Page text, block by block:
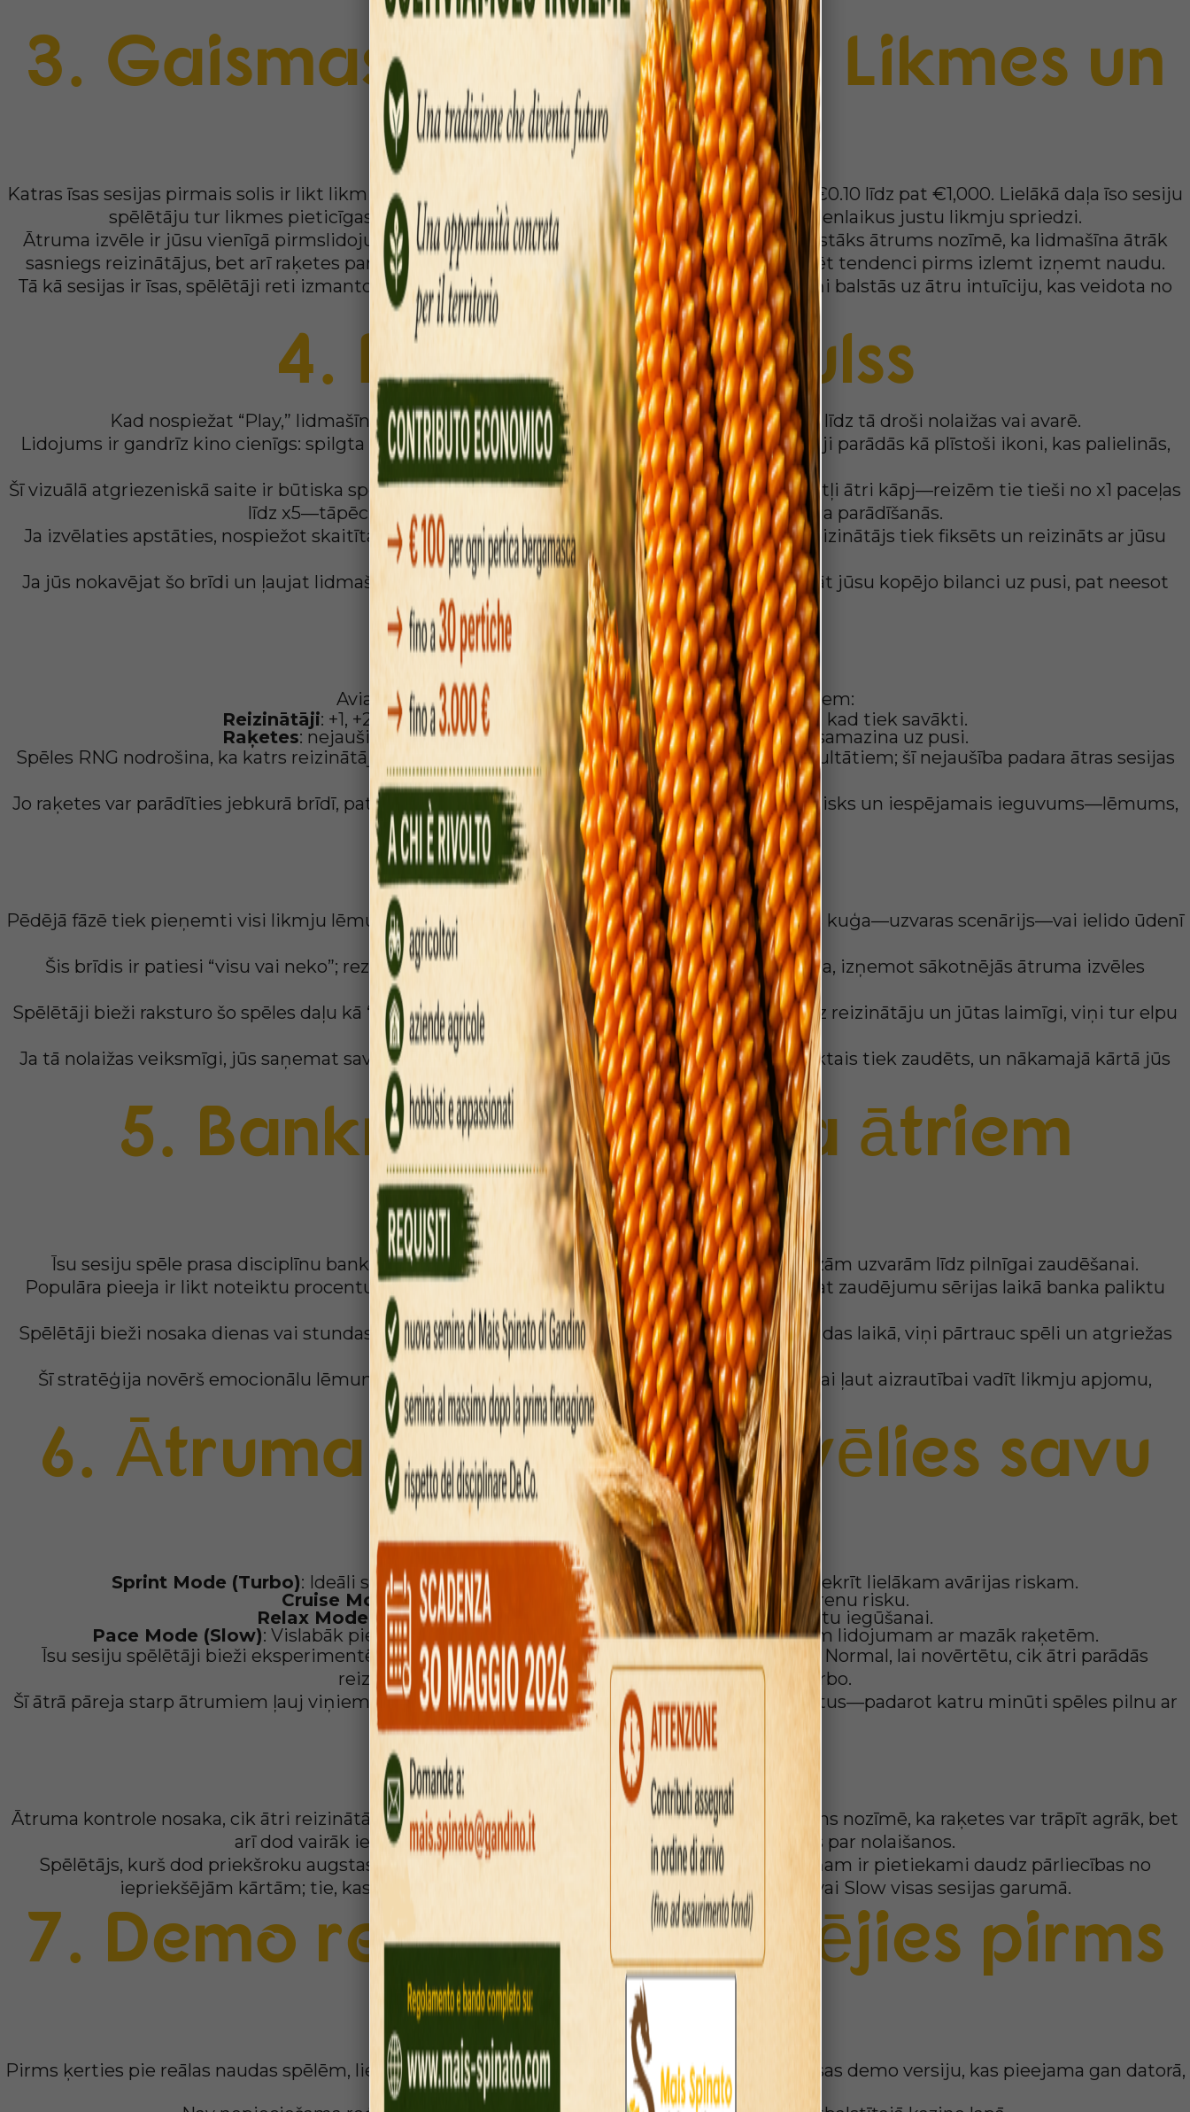
pamanīšanu, kad apstāties.
3. Gaismas uzstādīšana: Likmes un
ātruma izvēle
Katras īsas sesijas pirmais solis ir likt likmi un izvēlēties ātrumu. AviaMasters jūs varat likt no €0.10 līdz pat €1,000. Lielākā daļa īso sesiju
spēlētāju tur likmes pieticīgas—bieži starp €0.20 un €1—lai saglabātu banku un vienlaikus justu likmju spriedzi.
Ātruma izvēle ir jūsu vienīgā pirmslidojuma lēmums, kas ietekmē iznākuma varbūtību. Augstāks ātrums nozīmē, ka lidmašīna ātrāk
sasniegs reizinātājus, bet arī raķetes parādīsies ātrāk; zemāks ātrums dod vairāk laika analizēt tendenci pirms izlemt izņemt naudu.
Tā kā sesijas ir īsas, spēlētāji reti izmanto sarežģītas bankas stratēģijas spēles laikā; drīzāk viņi balstās uz ātru intuīciju, kas veidota no
iepriekšējām kārtām.
4. Lidojuma impulss
Kad nospiežat “Play,” lidmašīna paceļas un sāk automātisku kāpumu, kas turpinās līdz tā droši nolaižas vai avarē.
Lidojums ir gandrīz kino cienīgs: spilgta lidmašīna paceļas pret zilo debesu fonu, un reizinātāji parādās kā plīstoši ikoni, kas palielinās,
uzkrājoties.
Šī vizuālā atgriezeniskā saite ir būtiska spēlētājiem, kuriem patīk ātri pieņemt lēmumus. Skaitļi ātri kāpj—reizēm tie tieši no x1 paceļas
līdz x5—tāpēc jums jāizlemj, vai apstāties pirms nākamā reizinātāja parādīšanās.
Ja izvēlaties apstāties, nospiežot skaitītāja pogu pirms raķetes parādīšanās, jūsu uzkrātais reizinātājs tiek fiksēts un reizināts ar jūsu
likmi.
Ja jūs nokavējat šo brīdi un ļaujat lidmašīnai turpināt lidojumu, raķete var trāpīt un samazināt jūsu kopējo bilanci uz pusi, pat neesot
sasniedzis izvēlēto apstāšanās punktu.
Reizinātāji un raķetes: riska sirds
AviaMasters galvenā spriedze rodas no diviem elementiem:
Reizinātāji: +1, +2, +5, +10 un x2–x5 parādās nejauši; tie uzkrājas uzreiz, kad tiek savākti.
Raķetes: nejauši šauj no apakšas un pusi no visa savākta daudzuma samazina uz pusi.
Spēles RNG nodrošina, ka katrs reizinātājs vai raķete parādās neatkarīgi no iepriekšējiem rezultātiem; šī nejaušība padara ātras sesijas
neparedzamas un aizraujošas.
Jo raķetes var parādīties jebkurā brīdī, pat pēc vairākiem reizinātājiem, spēlētājiem jāizvērtē risks un iespējamais ieguvums—lēmums,
kas tiek pieņemts gandrīz uzreiz katrā kārtā.
Nolaišanās lēmumi: Pēc sekundes spriedze
Pēdējā fāzē tiek pieņemti visi likmju lēmumi: vai lidmašīna nolaižas uz neliela aviokompānijas kuģa—uzvaras scenārijs—vai ielido ūdenī
—zaudējuma scenārijs.
Šis brīdis ir patiesi “visu vai neko”; rezultāts ir nejaušs un to nevar ietekmēt spēlētāja rīcība, izņemot sākotnējās ātruma izvēles
iestatīšanu.
Spēlētāji bieži raksturo šo spēles daļu kā “patiesības brīdi”: ja viņi ir savākuši pietiekami daudz reizinātāju un jūtas laimīgi, viņi tur elpu
līdz lidmašīna sasniedz kuģa klāju.
Ja tā nolaižas veiksmīgi, jūs saņemat savu uzkrāto summu, reizinātu ar likmi; ja ne, viss savāktais tiek zaudēts, un nākamajā kārtā jūs
sākāt no jauna.
5. Bankroll pārvaldība ātriem
panākumiem
Īsu sesiju spēle prasa disciplīnu bankas pārvaldībā, jo katra kārta var ātri mainīties no mazām uzvarām līdz pilnīgai zaudēšanai.
Populāra pieeja ir likt noteiktu procentu no kopējās bankas—parasti ap 1–2% uz kārtu—lai pat zaudējumu sērijas laikā banka paliktu
neskarta un būtu gatava nākamajām kārtām.
Spēlētāji bieži nosaka dienas vai stundas zaudējumu limitu; piemēram, ja viņi zaudē €5 stundas laikā, viņi pārtrauc spēli un atgriežas
vēlāk ar jaunu enerģiju.
Šī stratēģija novērš emocionālu lēmumu pieņemšanu; nevis mēģināt atgūt zaudējumus vai ļaut aizrautībai vadīt likmju apjomu,
spēlētāji balstās uz iepriekš noteiktiem limitiem.
6. Ātruma stratēģija: izvēlies savu
intensitāti
Sprint Mode (Turbo): Ideāli spēlētājiem, kuri mīl lielus reizinātāju lēcienus, bet piekrīt lielākam avārijas riskam.
Cruise Mode (Fast): Piedāvā strauju izaugsmi, saglabājot mērenu risku.
Relax Mode (Normal): Sabalansēts pieejas veids mazāku laimestu iegūšanai.
Pace Mode (Slow): Vislabāk piesardzīgiem spēlētājiem, kuri dod priekšroku ilgākam lidojumam ar mazāk raķetēm.
Īsu sesiju spēlētāji bieži eksperimentē ar vairākiem ātrumiem pēc kārtas. Viņi bieži sāk ar Normal, lai novērtētu, cik ātri parādās
reizinātāji, un pēc tam, ja jūtas pārliecināti, pāriet uz Turbo.
Šī ātrā pāreja starp ātrumiem ļauj viņiem ātri pielāgoties, nemaz nevēloties ilgi gaidīt rezultātus—padarot katru minūti spēles pilnu ar
darbību.
Kāpēc ātruma izvēle ir tik svarīga
Ātruma kontrole nosaka, cik ātri reizinātāji uzkrājas salīdzinājumā ar raķetēm. Augstāks ātrums nozīmē, ka raķetes var trāpīt agrāk, bet
arī dod vairāk iespēju lieliem reizinātājiem pirms jāpieņem lēmums par nolaišanos.
Spēlētājs, kurš dod priekšroku augstas intensitātes spēlei, droši pāries uz Turbo, tiklīdz viņam ir pietiekami daudz pārliecības no
iepriekšējām kārtām; tie, kas dod priekšroku stabilākai spēlei, paliks pie Normal vai Slow visas sesijas garumā.
7. Demo režīms: praktizējies pirms
lidojuma
Pirms ķerties pie reālas naudas spēlēm, lielākā daļa ātras spēles entuziastu izmēģina bezmaksas demo versiju, kas pieejama gan datorā,
gan mobilajās ierīcēs.